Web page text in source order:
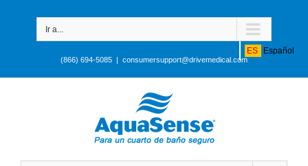
ES Español
Ir a...
(866) 694-5085 | consumersupport@drivemedical.com